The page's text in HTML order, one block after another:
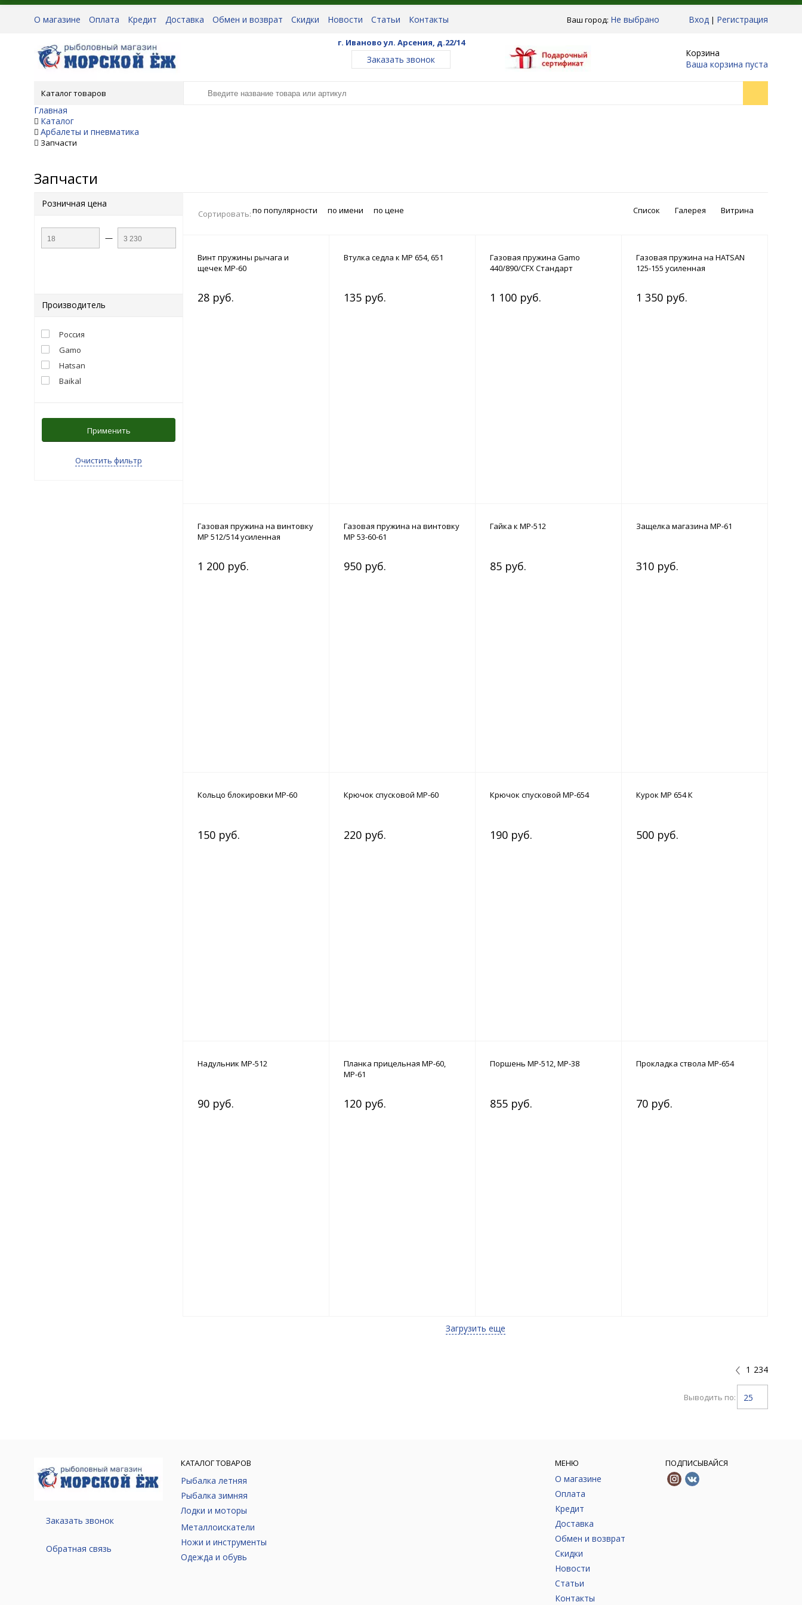
Ваш город: Не выбрано Вход | Регистрация
О магазине Оплата Кредит Доставка Обмен и возврат Скидки Новости Статьи Контакты
г. Иваново ул. Арсения, д.22/14
Заказать звонок
Корзина
Ваша корзина пуста
Каталог товаров
Главная
Каталог
Арбалеты и пневматика
Запчасти
Запчасти
Розничная цена
—
Производитель
Россия
Gamo
Hatsan
Baikal
Применить
Очистить фильтр
Список Галерея Витрина
Сортировать:по популярности по имени по цене
Винт пружины рычага и
щечек МР-60
28 руб.
Втулка седла к МР 654, 651
135 руб.
Газовая пружина Gamo
440/890/CFX Стандарт
1 100 руб.
Газовая пружина на HATSAN
125-155 усиленная
1 350 руб.
Газовая пружина на винтовку
МР 512/514 усиленная
1 200 руб.
Газовая пружина на винтовку
МР 53-60-61
950 руб.
Гайка к МР-512
85 руб.
Защелка магазина МР-61
310 руб.
Кольцо блокировки МР-60
150 руб.
Крючок спусковой МР-60
220 руб.
Крючок спусковой МР-654
190 руб.
Курок МР 654 К
500 руб.
Надульник МР-512
90 руб.
Планка прицельная МР-60,
МР-61
120 руб.
Поршень МР-512, МР-38
855 руб.
Прокладка ствола МР-654
70 руб.
Загрузить еще
1 234
Выводить по: 25
Заказать звонок
Обратная связь
КАТАЛОГ ТОВАРОВ
Рыбалка летняя
Рыбалка зимняя
Лодки и моторы
Металлоискатели
Ножи и инструменты
Одежда и обувь
МЕНЮ
О магазине
Оплата
Кредит
Доставка
Обмен и возврат
Скидки
Новости
Статьи
Контакты
ПОДПИСЫВАЙСЯ